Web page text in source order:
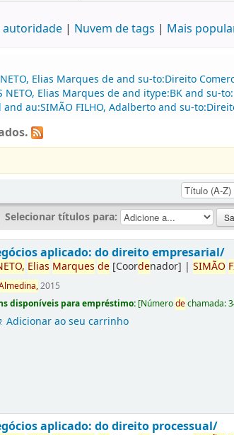
autoridade Nuvem de tags Mais
Elias Marques de and su-to:Direito
Elias Marques de and itype:BK and su-
au:SIMÃO FILHO, Adalberto and su-
Selecionar títulos para:
aplicado: do direito empresarial/
Elias Marques de [Coordenador] |SIMÃO
2015
disponíveis para empréstimo: [Númerodechamada:
Adicionar ao seu carrinho
aplicado: do direito processual/